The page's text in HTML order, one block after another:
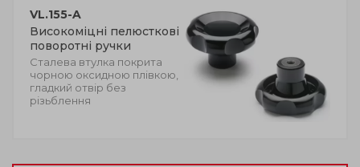
VL.155-A
Високоміцні пелюсткові
поворотні ручки
Сталева втулка покрита
чорною оксидною плівкою,
гладкий отвір без
різьблення